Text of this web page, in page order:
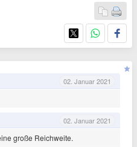
02. Januar 2021
02. Januar 2021
große Reichweite.